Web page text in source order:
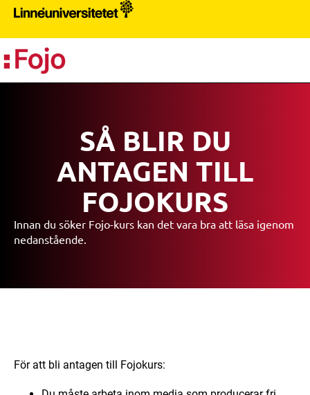
SÅ BLIR DU
ANTAGEN TILL
FOJOKURS
Innan du söker Fojo-kurs kan det vara bra att läsa igenom
nedanstående.
För att bli antagen till Fojokurs: